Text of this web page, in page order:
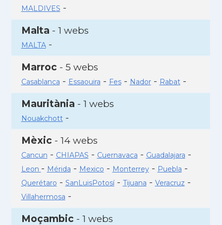
MALDIVES -
Malta - 1 webs
MALTA-
Marroc - 5 webs
Casablanca - Essaouira - Fes- Nador- Rabat-
Mauritània - 1 webs
Nouakchott-
Mèxic - 14 webs
Cancun - CHIAPAS - Cuernavaca - Guadalajara -
Leon - Mérida - Mexico - Monterrey- Puebla -
Querétaro - SanLuisPotosí- Tijuana - Veracruz -
Villahermosa -
Moçambic - 1 webs